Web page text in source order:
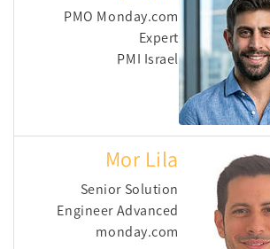
PMO Monday.com
Expert
PMI Israel
Mor Lila
Senior Solution
Engineer Advanced
monday.com